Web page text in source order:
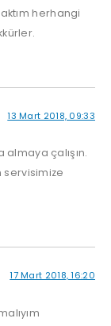
herhangi
13 Mart 2018, 09:33
çalışın.
servisimize
17 Mart 2018, 16:20